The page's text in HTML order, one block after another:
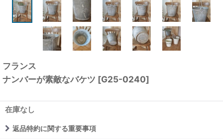
フランス
ナンバーが素敵なバケツ [G25-0240]
在庫なし
返品特約に関する重要事項